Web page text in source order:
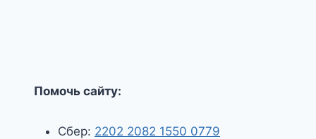
Помочь сайту:
Сбер: 2202 2082 1550 0779